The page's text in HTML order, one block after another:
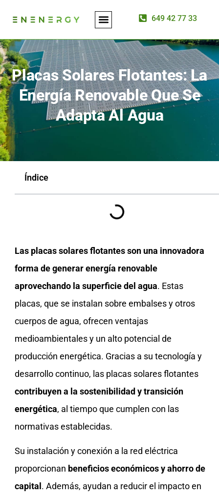
649 42 77 33
Placas Solares Flotantes: La
Energía Renovable Que Se
Adapta Al Agua
Índice
Las placas solares flotantes son una innovadora
forma de generar energía renovable
aprovechando la superficie del agua. Estas
placas, que se instalan sobre embalses y otros
cuerpos de agua, ofrecen ventajas
medioambientales y un alto potencial de
producción energética. Gracias a su tecnología y
desarrollo continuo, las placas solares flotantes
contribuyen a la sostenibilidad y transición
energética, al tiempo que cumplen con las
normativas establecidas.
Su instalación y conexión a la red eléctrica
proporcionan beneficios económicos y ahorro de
capital . Además, ayudan a reducir el impacto en